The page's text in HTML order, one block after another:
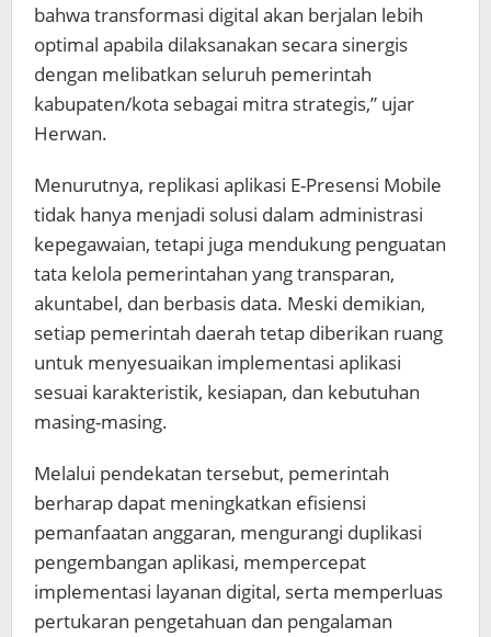
bahwa transformasi digital akan berjalan lebih
optimal apabila dilaksanakan secara sinergis
dengan melibatkan seluruh pemerintah
kabupaten/kota sebagai mitra strategis,” ujar
Herwan.
Menurutnya, replikasi aplikasi E-Presensi Mobile
tidak hanya menjadi solusi dalam administrasi
kepegawaian, tetapi juga mendukung penguatan
tata kelola pemerintahan yang transparan,
akuntabel, dan berbasis data. Meski demikian,
setiap pemerintah daerah tetap diberikan ruang
untuk menyesuaikan implementasi aplikasi
sesuai karakteristik, kesiapan, dan kebutuhan
masing-masing.
Melalui pendekatan tersebut, pemerintah
berharap dapat meningkatkan efisiensi
pemanfaatan anggaran, mengurangi duplikasi
pengembangan aplikasi, mempercepat
implementasi layanan digital, serta memperluas
pertukaran pengetahuan dan pengalaman